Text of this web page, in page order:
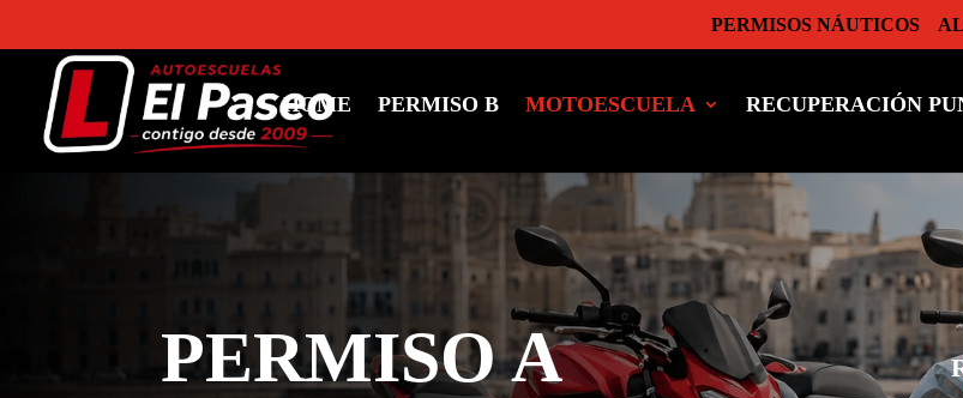
PERMISOS NÁUTICOS
HOME PERMISO B MOTOESCUELA RECUPERACIÓN
PERMISO A